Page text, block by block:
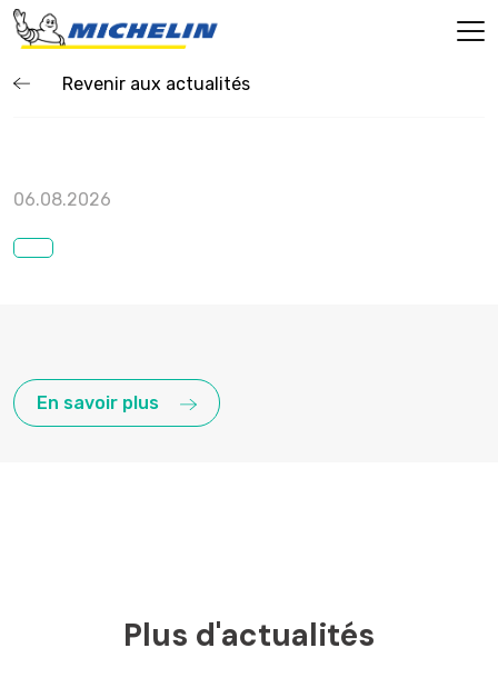
Revenir aux actualités
06.08.2026
En savoir plus
Plus d'actualités